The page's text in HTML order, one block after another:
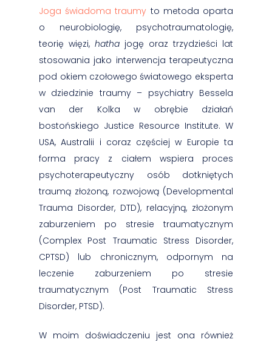
Joga świadoma traumy to metoda oparta
o neurobiologię, psychotraumatologię,
teorię więzi,hatha jogę oraz trzydzieści lat
stosowania jako interwencja terapeutyczna
pod okiem czołowego światowego eksperta
w dziedzinie traumy – psychiatry Bessela
van der Kolka w obrębie działań
bostońskiego Justice Resource Institute. W
USA, Australii i coraz częściej w Europie ta
forma pracy z ciałem wspiera proces
psychoterapeutyczny osób dotkniętych
traumą złożoną, rozwojową (Developmental
Trauma Disorder, DTD), relacyjną, złożonym
zaburzeniem po stresie traumatycznym
(Complex Post Traumatic Stress Disorder,
CPTSD) lub chronicznym, odpornym na
leczenie zaburzeniem po stresie
traumatycznym (Post Traumatic Stress
Disorder, PTSD).
W moim doświadczeniu jest ona również